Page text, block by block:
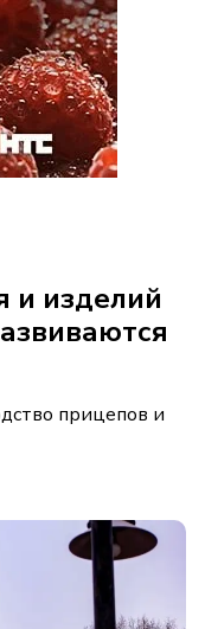
и изделий
прицепов и